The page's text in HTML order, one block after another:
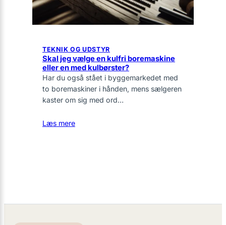
TEKNIK OG UDSTYR
Skal jeg vælge en kulfri boremaskine
eller en med kulbørster?
Har du også stået i byggemarkedet med
to boremaskiner i hånden, mens sælgeren
kaster om sig med ord…
Læs mere